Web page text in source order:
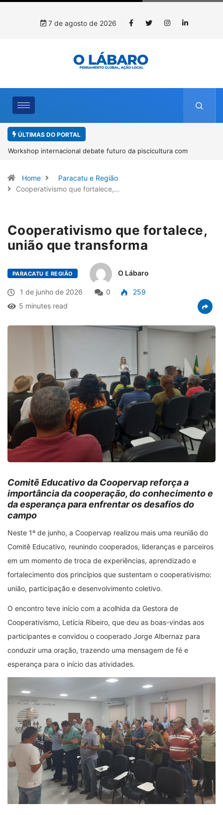
7 de agosto de 2026
ÚLTIMAS DO PORTAL
Workshop internacional debate futuro da piscicultura com
Home
Paracatu e Região
Cooperativismo que fortalece,…
Cooperativismo que fortalece,
união que transforma
PARACATU E REGIÃO O Lábaro
1 de junho de 2026 0
259
5 minutes read
Comitê Educativo da Coopervap reforça a
importância da cooperação, do conhecimento e
da esperança para enfrentar os desafios do
campo
Neste 1º de junho, a Coopervap realizou mais uma reunião do
Comitê Educativo, reunindo cooperados, lideranças e parceiros
em um momento de troca de experiências, aprendizado e
fortalecimento dos princípios que sustentam o cooperativismo:
união, participação e desenvolvimento coletivo.
O encontro teve início com a acolhida da Gestora de
Cooperativismo, Letícia Ribeiro, que deu as boas-vindas aos
participantes e convidou o cooperado Jorge Albernaz para
conduzir uma oração, trazendo uma mensagem de fé e
esperança para o início das atividades.